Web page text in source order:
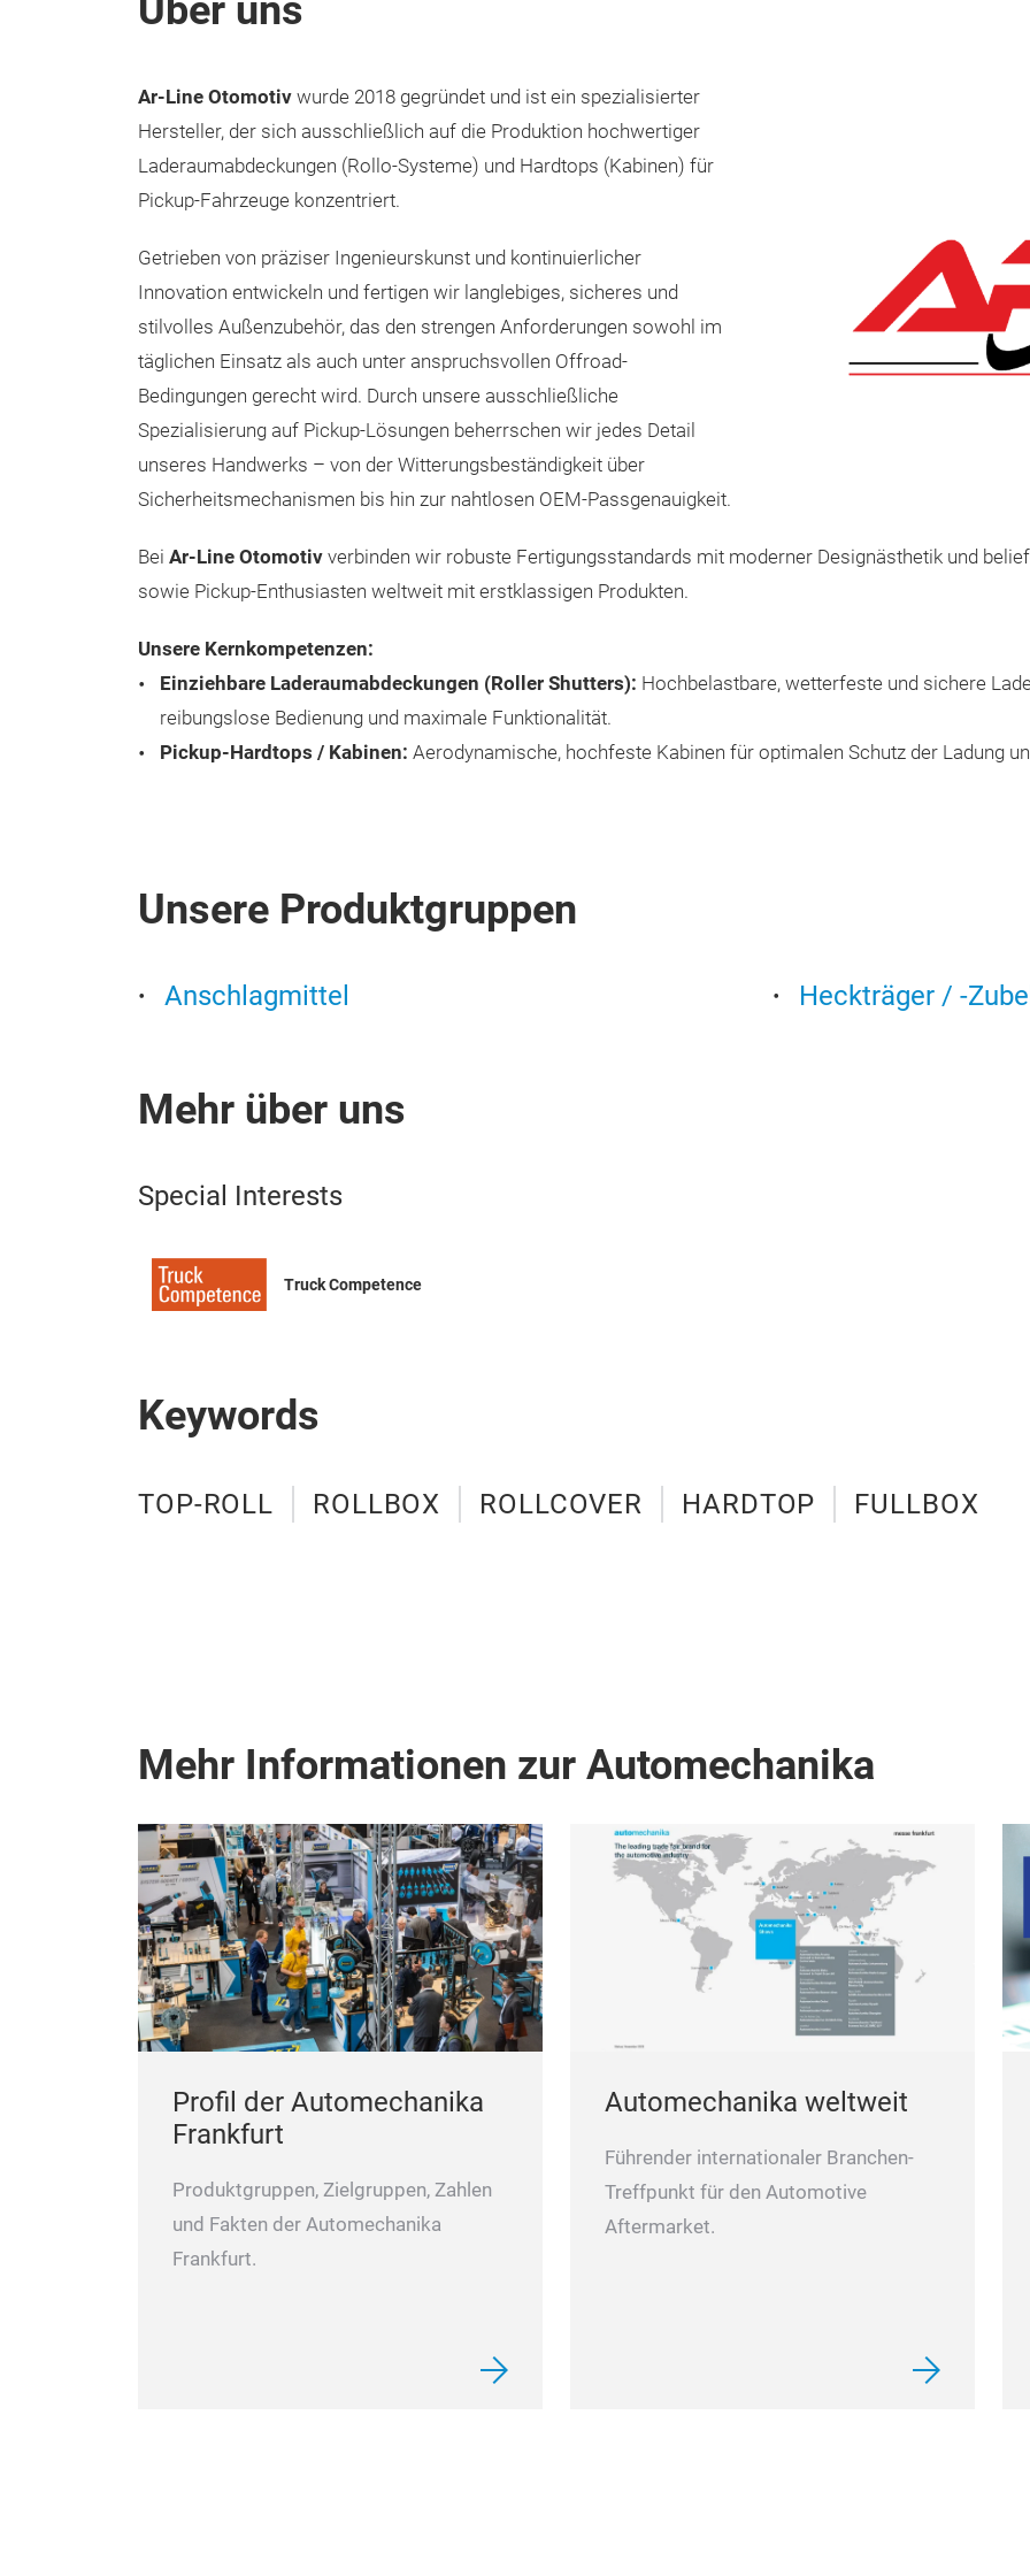
Über uns
Ar-Line Otomotiv wurde 2018 gegründet und ist ein spezialisierter
Hersteller, der sich ausschließlich auf die Produktion hochwertiger
Laderaumabdeckungen (Rollo-Systeme) und Hardtops (Kabinen) für
Pickup-Fahrzeuge konzentriert.
Getrieben von präziser Ingenieurskunst und kontinuierlicher
Innovation entwickeln und fertigen wir langlebiges, sicheres und
stilvolles Außenzubehör, das den strengen Anforderungen sowohl im
täglichen Einsatz als auch unter anspruchsvollen Offroad-
Bedingungen gerecht wird. Durch unsere ausschließliche
Spezialisierung auf Pickup-Lösungen beherrschen wir jedes Detail
unseres Handwerks – von der Witterungsbeständigkeit über
Sicherheitsmechanismen bis hin zur nahtlosen OEM-Passgenauigkeit.
Bei Ar-Line Otomotiv verbinden wir robuste Fertigungsstandards mit moderner Designästhetik und
sowie Pickup-Enthusiasten weltweit mit erstklassigen Produkten.
Unsere Kernkompetenzen:
Einziehbare Laderaumabdeckungen (Roller Shutters): Hochbelastbare, wetterfeste und sichere
reibungslose Bedienung und maximale Funktionalität.
Pickup-Hardtops / Kabinen: Aerodynamische, hochfeste Kabinen für optimalen Schutz der Ladung
Unsere Produktgruppen
Anschlagmittel Heckträger / -
Mehr über uns
Special Interests
Truck Competence
Keywords
TOP-ROLL ROLLBOX ROLLCOVER HARDTOP FULLBOX
Mehr Informationen zur Automechanika
Profil der Automechanika
Frankfurt
Produktgruppen, Zielgruppen, Zahlen
und Fakten der Automechanika
Frankfurt.
Automechanika weltweit
Führender internationaler Branchen-
Treffpunkt für den Automotive
Aftermarket.